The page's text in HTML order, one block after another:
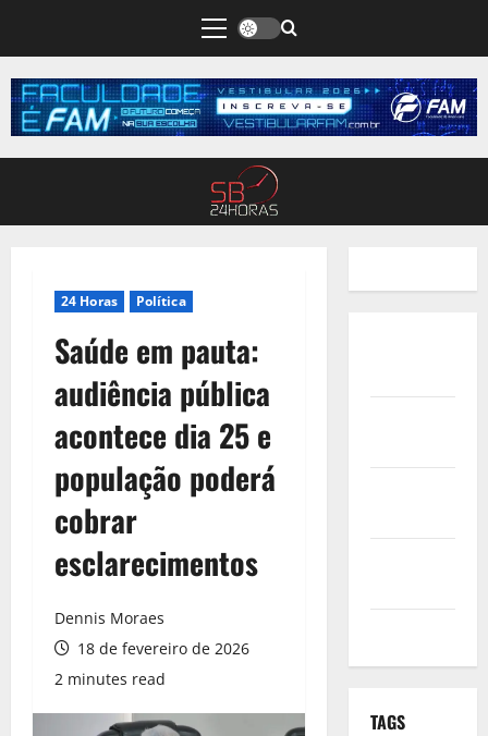
24 Horas Política
Saúde em pauta:
audiência pública
acontece dia 25 e
população poderá
cobrar
esclarecimentos
Dennis Moraes
18 de fevereiro de 2026
2 minutes read
TAGS